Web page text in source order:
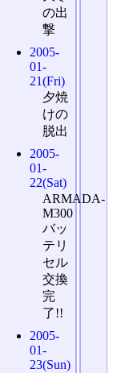
の出
撃
2005-
01-
21(Fri)
夕焼
けの
脱出
2005-
01-
22(Sat)
ARMADA-
M300
バッ
テリ
セル
交換
完
了!!
2005-
01-
23(Sun)